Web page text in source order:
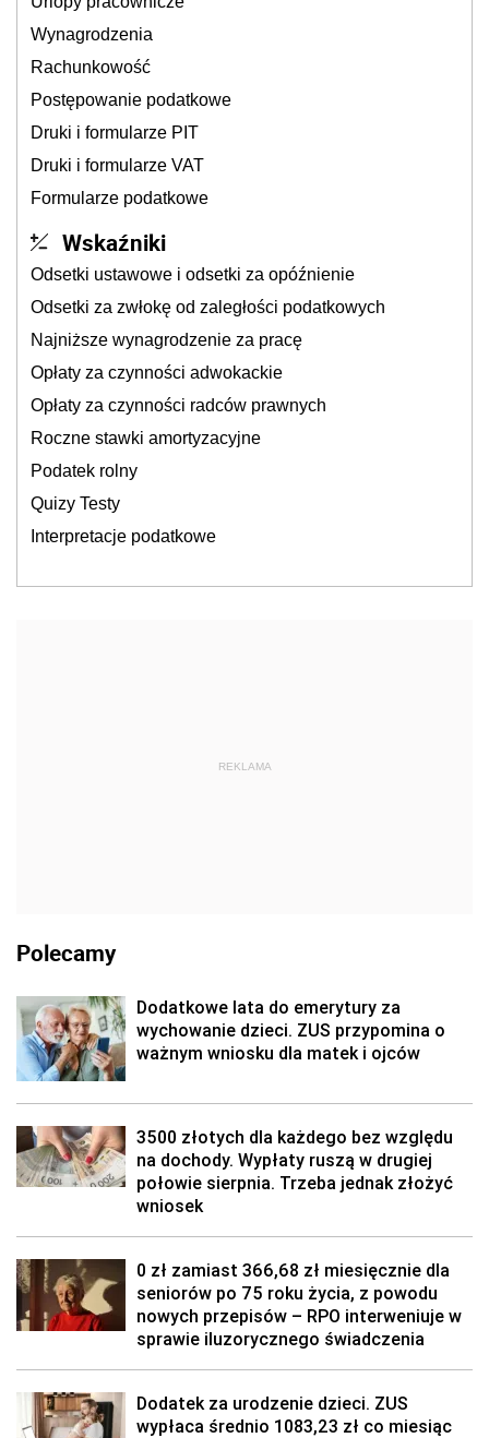
Wynagrodzenia
Rachunkowość
Postępowanie podatkowe
Druki i formularze PIT
Druki i formularze VAT
Formularze podatkowe
Wskaźniki
Odsetki ustawowe i odsetki za opóźnienie
Odsetki za zwłokę od zaległości podatkowych
Najniższe wynagrodzenie za pracę
Opłaty za czynności adwokackie
Opłaty za czynności radców prawnych
Roczne stawki amortyzacyjne
Podatek rolny
Quizy Testy
Interpretacje podatkowe
REKLAMA
Polecamy
Dodatkowe lata do emerytury za
wychowanie dzieci. ZUS przypomina o
ważnym wniosku dla matek i ojców
3500 złotych dla każdego bez względu
na dochody. Wypłaty ruszą w drugiej
połowie sierpnia. Trzeba jednak złożyć
wniosek
0 zł zamiast 366,68 zł miesięcznie dla
seniorów po 75 roku życia, z powodu
nowych przepisów – RPO interweniuje w
sprawie iluzorycznego świadczenia
Dodatek za urodzenie dzieci. ZUS
wypłaca średnio 1083,23 zł co miesiąc